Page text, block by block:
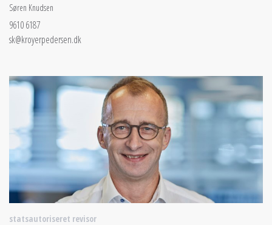
Søren Knudsen
9610 6187
sk@kroyerpedersen.dk
statsautoriseret revisor